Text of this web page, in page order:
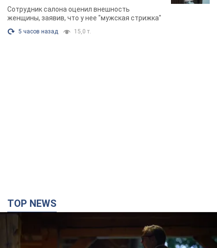
химиотерапии, разгорелся скандал.
Фото
Сотрудник салона оценил внешность
женщины, заявив, что у нее "мужская стрижка"
5 часов назад 15,0 т.
TOP NEWS